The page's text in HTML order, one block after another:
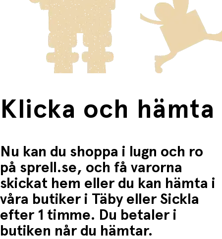
Ålder: Ej lämplig för barn under 3 år (små delar)
skickas med Posten/Brings tjänst
Home Delivery
. Detta
innebär en högre fraktkostnad.
Produkter som omfattas av detta är tydligt märkta, och
frakten för dessa varor visas i kassan.
Fri frakt när du handlar för mer än 1500:-
Du betalar när du hämtar varorna i butiken.
Klicka och hämta
Nu kan du shoppa i lugn och ro
på sprell.se, och få varorna
skickat hem eller du kan hämta i
våra butiker i Täby eller Sickla
efter 1 timme. Du betaler i
butiken når du hämtar.